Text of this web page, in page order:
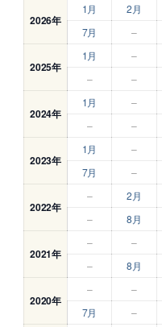
2026年
1月 2月
7月
–
2025年
1月 –
–
–
2024年
1月 –
–
–
2023年
1月 –
7月
–
2022年
– 2月
–
8月
2021年
– –
–
8月
2020年
– –
7月
–